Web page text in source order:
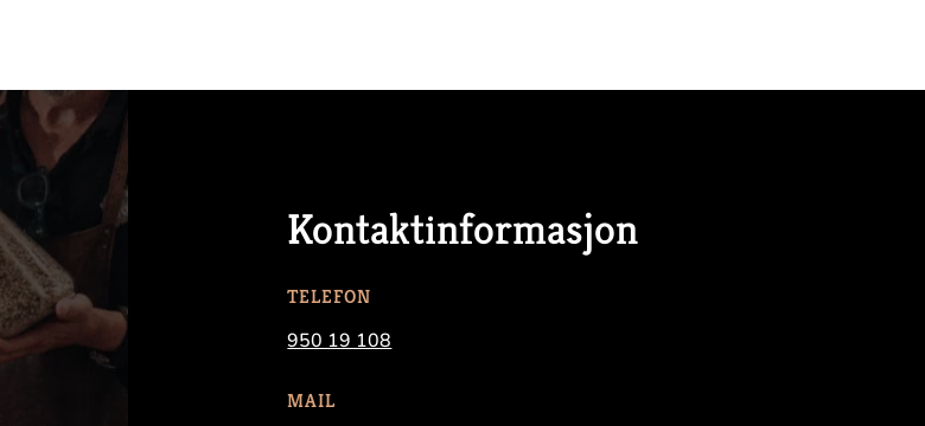
Kontaktinformasjon
TELEFON
950 19 108
MAIL